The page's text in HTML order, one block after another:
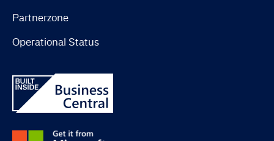
Partnerzone
Operational Status